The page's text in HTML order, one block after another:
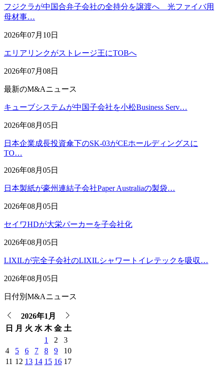
フジクラが中国合弁子会社の全持分を譲渡へ 光ファイバ用
母材事…
2026年07月10日
エリアリンクがストレージ王にTOBへ
2026年07月08日
最新のM&Aニュース
キューブシステムが中国子会社を小松Business Serv…
2026年08月05日
日本企業成長投資傘下のSK-03がCEホールディングスに
TO…
2026年08月05日
日本製紙が豪州連結子会社Paper Australiaの製袋…
2026年08月05日
セイワHDが大栄パーカーを子会社化
2026年08月05日
LIXILが完全子会社のLIXILシャワートイレテックを吸収…
2026年08月05日
日付別M&Aニュース
2026年1月
日
月 火 水 木 金 土
1
2
3
4
5 6 7 8 9
10
11 12 13 14 15 16 17